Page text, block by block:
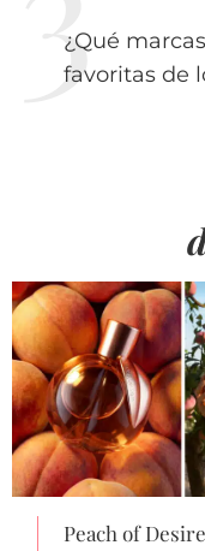
¿Qué
favoritas de
Peach of